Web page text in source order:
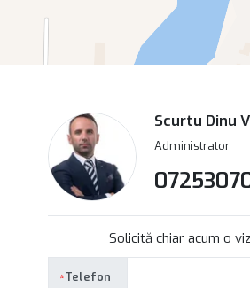
Scurtu Dinu
Administrator
Solicită chiar acum o
Telefon